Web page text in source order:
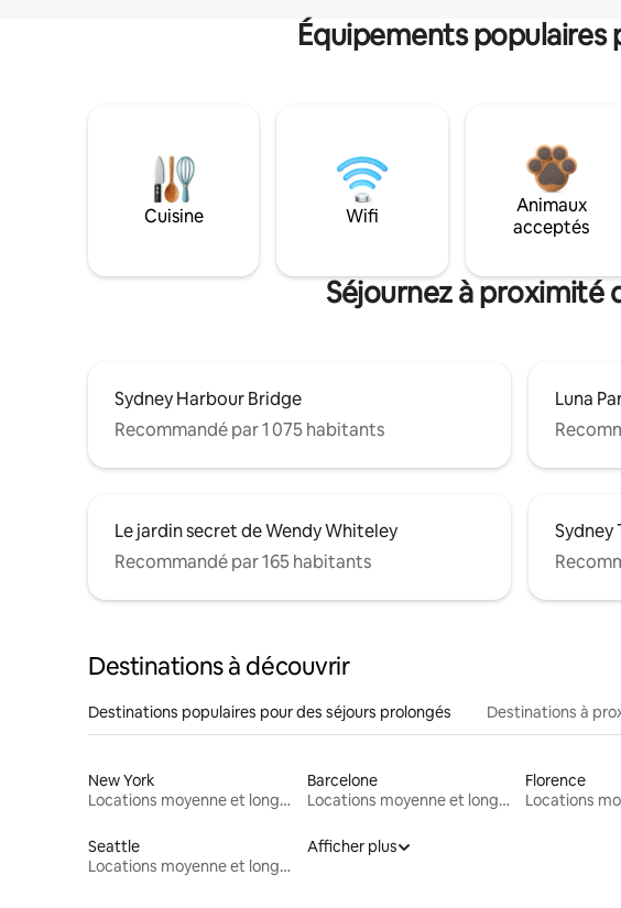
Équipements
Cuisine Wifi
Animaux
acceptés
Séjournez à proximité
Sydney Harbour Bridge
Recommandé par 1 075 habitants
Luna
Le jardin secret de Wendy Whiteley
Recommandé par 165 habitants
Sydney
Destinations à découvrir
Destinations populaires pour des séjours prolongés Destinations à
New York
Locations moyenne et longue durée
Barcelone
Locations moyenne et longue durée
Florence
Seattle
Locations moyenne et longue durée
Afficher plus